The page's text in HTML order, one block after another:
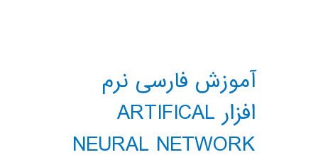
آموزش فارسی نرم
افزار ARTIFICAL
NEURAL NETWORK